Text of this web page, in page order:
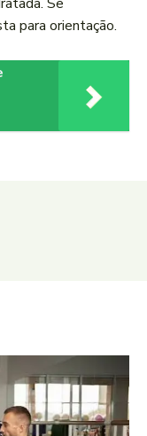
para orientação.